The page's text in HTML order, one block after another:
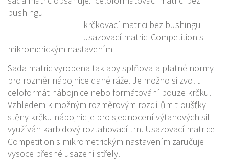
bushingu
krčkovací matrici bez bushingu
usazovací matrici Competition s
mikromerickým nastavením
Sada matric vyrobena tak aby splňovala platné normy
pro rozměr nábojnice dané ráže. Je možno si zvolit
celoformát nábojnice nebo formátování pouze krčku.
Vzhledem k možným rozměrovým rozdílům tloušťky
stěny krčku nábojnic je pro sjednocení výtahových sil
využíván karbidový roztahovací trn. Usazovací matrice
Competition s mikrometrickým nastavením zaručuje
vysoce přesné usazení střely.